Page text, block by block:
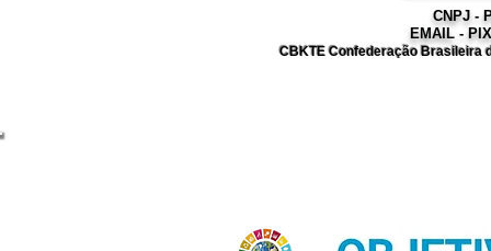
CNPJ -
EMAIL -
CBKTE Confederação Brasileira